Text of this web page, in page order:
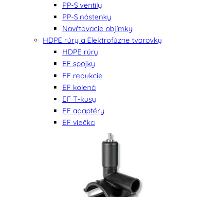
PP-S ventily
PP-S nástenky
Navŕtavacie objímky
HDPE rúry a Elektrofúzne tvarovky
HDPE rúry
EF spojky
EF redukcie
EF kolená
EF T-kusy
EF adaptéry
EF viečka